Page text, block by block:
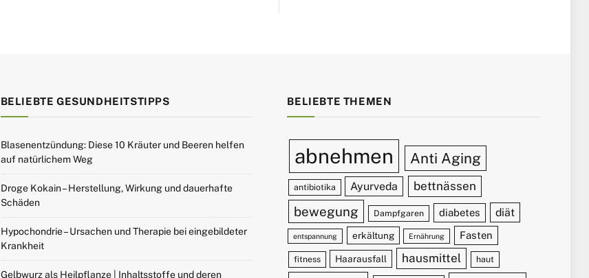
BELIEBTE GESUNDHEITSTIPPS
Blasenentzündung: Diese 10 Kräuter und Beeren helfen
auf natürlichem Weg
Droge Kokain – Herstellung, Wirkung und dauerhafte
Schäden
Hypochondrie – Ursachen und Therapie bei eingebildeter
Krankheit
Gelbwurz als Heilpflanze | Inhaltsstoffe und deren
BELIEBTE THEMEN
abnehmen Anti Aging
antibiotika Ayurveda bettnässen
bewegung Dampfgaren diabetes diät
entspannung erkältung Ernährung Fasten
fitness Haarausfall hausmittel haut